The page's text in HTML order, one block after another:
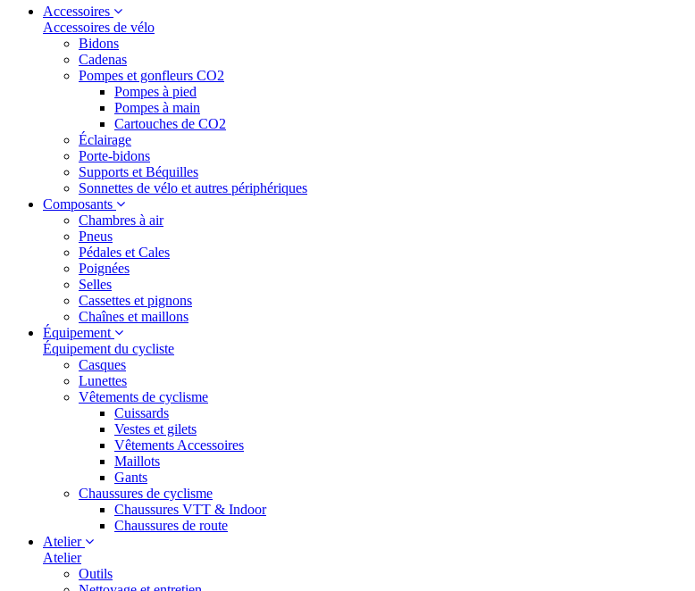
Accessoires
Accessoires de vélo
Bidons
Cadenas
Pompes et gonfleurs CO2
Pompes à pied
Pompes à main
Cartouches de CO2
Éclairage
Porte-bidons
Supports et Béquilles
Sonnettes de vélo et autres périphériques
Composants
Chambres à air
Pneus
Pédales et Cales
Poignées
Selles
Cassettes et pignons
Chaînes et maillons
Équipement
Équipement du cycliste
Casques
Lunettes
Vêtements de cyclisme
Cuissards
Vestes et gilets
Vêtements Accessoires
Maillots
Gants
Chaussures de cyclisme
Chaussures VTT & Indoor
Chaussures de route
Atelier
Atelier
Outils